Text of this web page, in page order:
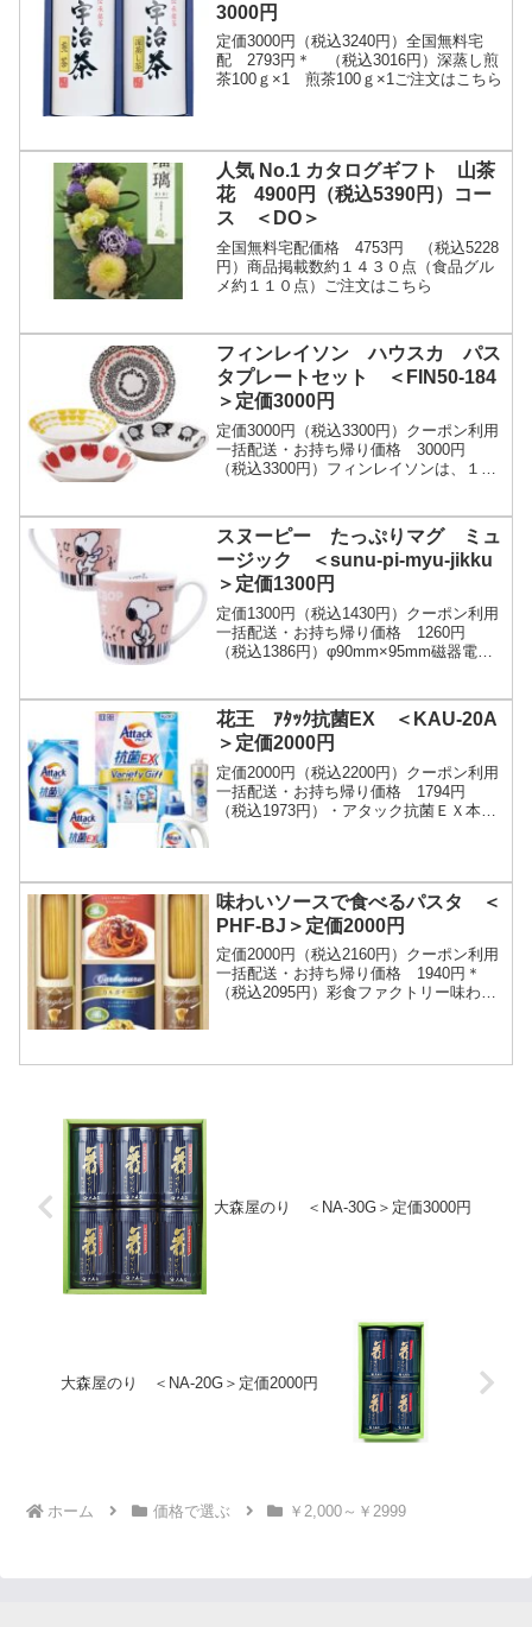
3000円
定価3000円（税込3240円）全国無料宅
配 2793円＊ （税込3016円）深蒸し煎
茶100ｇ×1 煎茶100ｇ×1ご注文はこちら
人気 No.1 カタログギフト 山茶
花 4900円（税込5390円）コー
ス ＜DO＞
全国無料宅配価格 4753円 （税込5228
円）商品掲載数約１４３０点（食品グル
メ約１１０点）ご注文はこちら
フィンレイソン ハウスカ パス
タプレートセット ＜FIN50-184
＞定価3000円
定価3000円（税込3300円）クーポン利用
一括配送・お持ち帰り価格 3000円
（税込3300円）フィンレイソンは、１８
スカシ...
スヌーピー たっぷりマグ ミュ
ージック ＜sunu-pi-myu-jikku
＞定価1300円
定価1300円（税込1430円）クーポン利用
一括配送・お持ち帰り価格 1260円
（税込1386円）φ90mm×95mm磁器電子
花王 ｱﾀｯｸ抗菌EX ＜KAU-20A
＞定価2000円
定価2000円（税込2200円）クーポン利用
一括配送・お持ち帰り価格 1794円
（税込1973円）・アタック抗菌ＥＸ本体
味わいソースで食べるパスタ ＜
PHF-BJ＞定価2000円
定価2000円（税込2160円）クーポン利用
一括配送・お持ち帰り価格 1940円＊
（税込2095円）彩食ファクトリー味わい
大森屋のり ＜NA-30G＞定価3000円
大森屋のり ＜NA-20G＞定価2000円
ホーム 価格で選ぶ ￥2,000～￥2999